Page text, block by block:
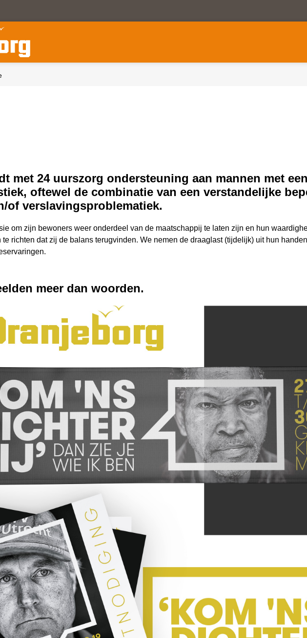
met 24 uurszorg ondersteuning aan mannen met
oftewel de combinatie van een verstandelijke
of verslavingsproblematiek.
om zijn bewoners weer onderdeel van de maatschappij te laten zijn en hun
te richten dat zij de balans terugvinden. We nemen de draaglast (tijdelijk) uit hun
meer dan woorden.